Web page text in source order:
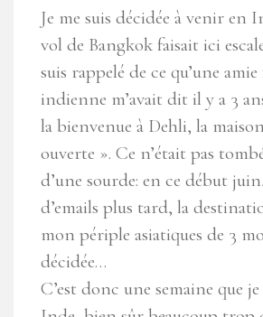
Je me suis décidée à venir en
vol de Bangkok faisait ici
suis rappelé de ce qu’une
indienne m’avait dit il y a 3
la bienvenue à Dehli, la
ouverte ». Ce n’était pas
d’une sourde: en ce début
d’emails plus tard, la
mon périple asiatiques de 3
décidée…
C’est donc une semaine que je